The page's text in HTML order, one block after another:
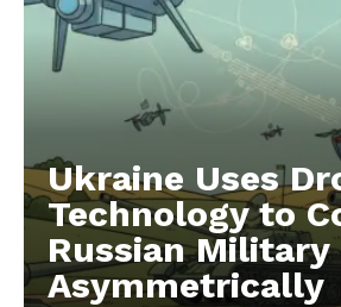
Ukraine Uses
Technology to
Russian Military
Asymmetrically